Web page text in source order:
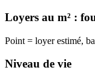
Loyers au m² :
Point = loyer estimé,
Niveau de vie